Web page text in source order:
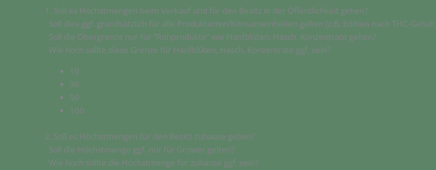
1. Soll es Höchstmengen beim Verkauf und für den Besitz in der Öffentlichkeit geben?
Soll dies ggf. grundsätzlich für alle Produktarten/Konsumeinheiten gelten (z.B. Edibles nach THC-
Soll die Obergrenze nur für “Rohprodukte” wie Hanfblüten, Hasch, Konzentrate gelten?
Wie hoch sollte diese Grenze für Hanfblüten, Hasch, Konzentrate ggf. sein?
10
30
50
100
2. Soll es Höchstmengen für den Besitz zuhause geben?
Soll die Höchstmenge ggf. nur für Grower gelten?
Wie hoch sollte die Höchstmenge für zuhause ggf. sein?